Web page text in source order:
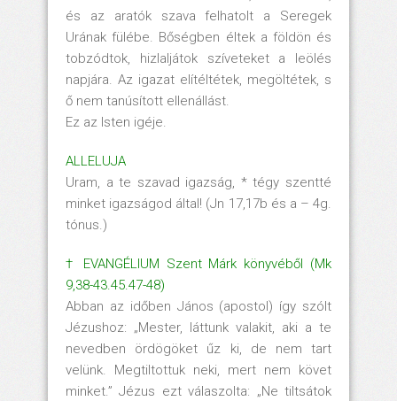
és az aratók szava felhatolt a Seregek
Urának fülébe. Bőségben éltek a földön és
tobzódtok, hizlaljátok szíveteket a leölés
napjára. Az igazat elítéltétek, megöltétek, s
ő nem tanúsított ellenállást.
Ez az Isten igéje.
ALLELUJA
Uram, a te szavad igazság, * tégy szentté
minket igazságod által! (Jn 17,17b és a – 4g.
tónus.)
† EVANGÉLIUM Szent Márk könyvéből (Mk
9,38-43.45.47-48)
Abban az időben János (apostol) így szólt
Jézushoz: „Mester, láttunk valakit, aki a te
nevedben ördögöket űz ki, de nem tart
velünk. Megtiltottuk neki, mert nem követ
minket.” Jézus ezt válaszolta: „Ne tiltsátok